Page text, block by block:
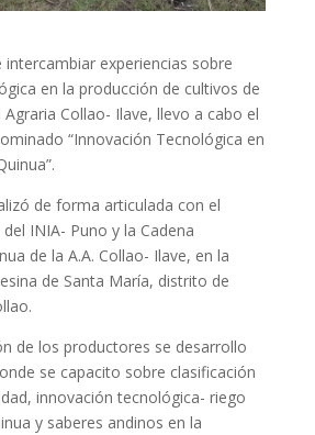
experiencias sobre
en la producción de cultivos de
Agraria Collao- Ilave, llevo a cabo el
“Innovación Tecnológica en
de forma articulada con el
INIA- Puno y la Cadena
de la A.A. Collao- Ilave, en la
de Santa María, distrito de
de los productores se desarrollo
se capacito sobre clasificación
innovación tecnológica- riego
y saberes andinos en la